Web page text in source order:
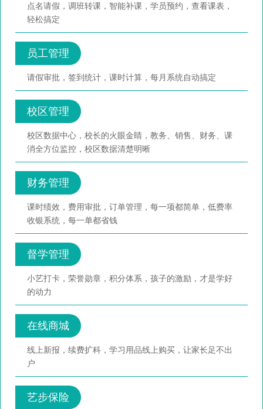
点名请假，调班转课，智能补课，学员预约，查看课表，
轻松搞定
员工管理
请假审批，签到统计，课时计算，每月系统自动搞定
校区管理
校区数据中心，校长的火眼金睛，教务、销售、财务、课
消全方位监控，校区数据清楚明晰
财务管理
课时绩效，费用审批，订单管理，每一项都简单，低费率
收银系统，每一单都省钱
督学管理
小艺打卡，荣誉勋章，积分体系，孩子的激励，才是学好
的动力
在线商城
线上新报，续费扩科，学习用品线上购买，让家长足不出
户
艺步保险